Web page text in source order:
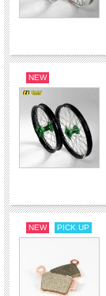
NEW
NEW PICK UP